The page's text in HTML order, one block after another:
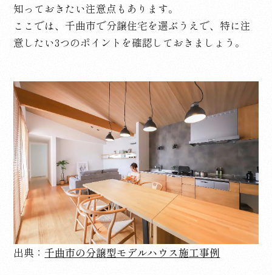
知っておきたい注意点もあります。
ここでは、千曲市で分譲住宅を選ぶうえで、特に注
意したい3つのポイントを確認しておきましょう。
出典： 千曲市の分譲型モデルハウス施工事例